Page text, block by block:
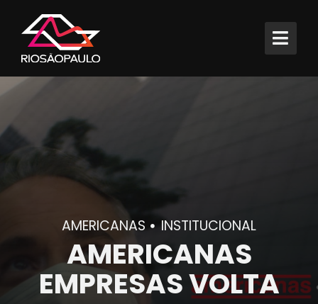
AMERICANAS INSTITUCIONAL
AMERICANAS
EMPRESAS VOLTA